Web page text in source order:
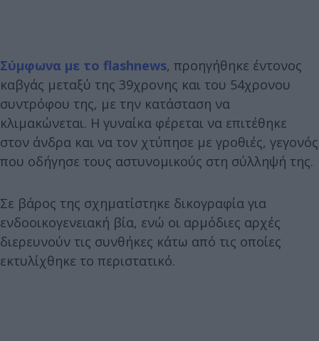
Σύμφωνα με το flashnews, προηγήθηκε έντονος
καβγάς μεταξύ της 39χρονης και του 54χρονου
συντρόφου της, με την κατάσταση να
κλιμακώνεται. Η γυναίκα φέρεται να επιτέθηκε
στον άνδρα και να τον χτύπησε με γροθιές, γεγονός
που οδήγησε τους αστυνομικούς στη σύλληψή της.
Σε βάρος της σχηματίστηκε δικογραφία για
ενδοοικογενειακή βία, ενώ οι αρμόδιες αρχές
διερευνούν τις συνθήκες κάτω από τις οποίες
εκτυλίχθηκε το περιστατικό.